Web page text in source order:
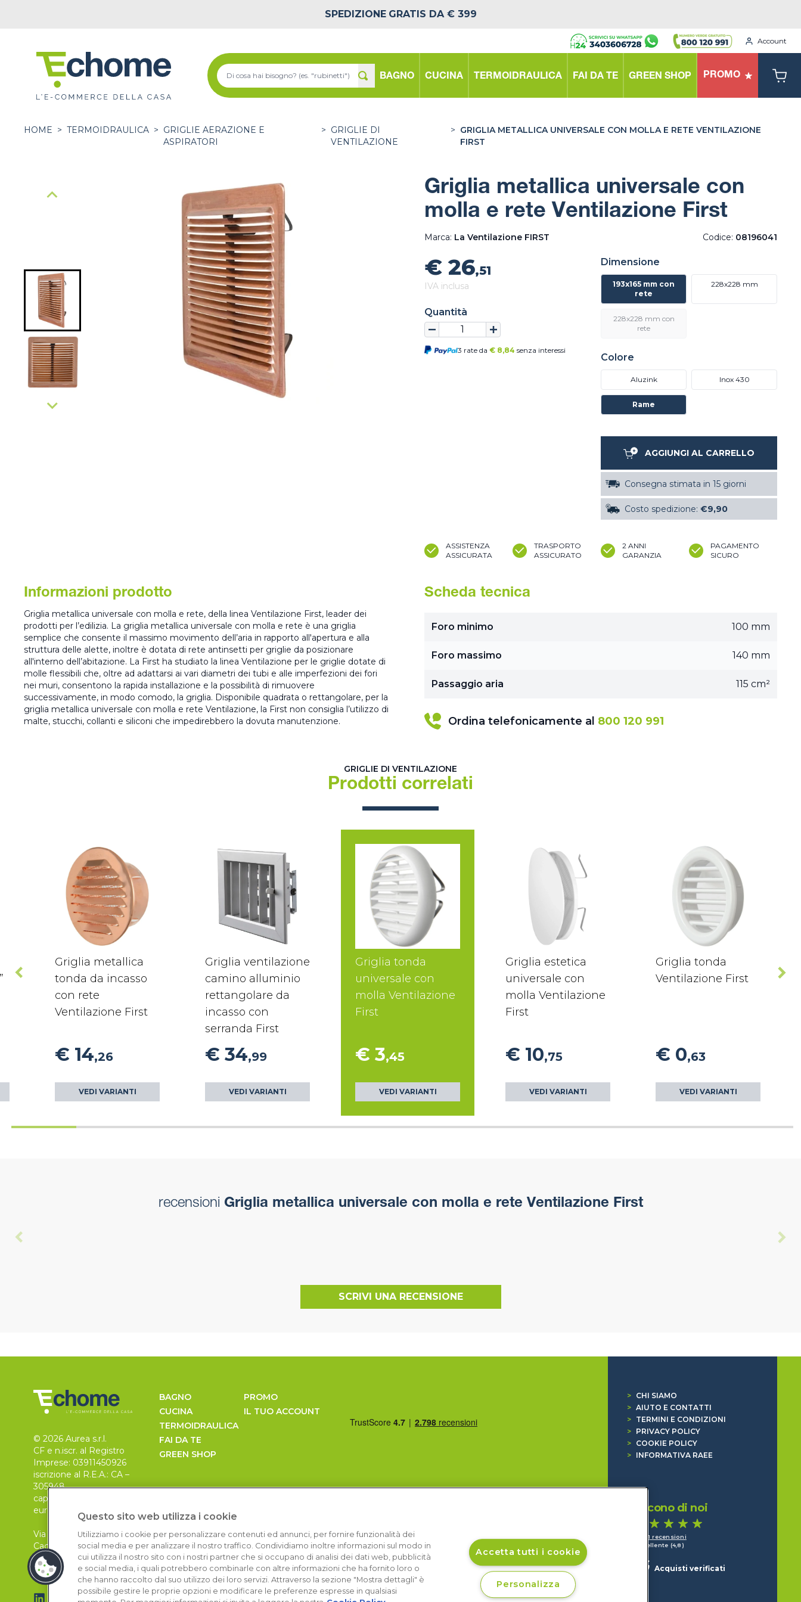
SPEDIZIONE GRATIS DA € 399
Account
BAGNO CUCINA TERMOIDRAULICA FAI DA TE GREEN SHOP PROMO
HOME > TERMOIDRAULICA > GRIGLIE AERAZIONE E
ASPIRATORI
> GRIGLIE DI
VENTILAZIONE
> GRIGLIA METALLICA UNIVERSALE CON MOLLA E RETE VENTILAZIONE
FIRST
Griglia metallica universale con
molla e rete Ventilazione First
Marca: La Ventilazione FIRST Codice: 08196041
€ 26,51
IVA inclusa
Quantità
3 rate da € 8,84 senza interessi
Dimensione
193x165 mm con
rete
228x228 mm
228x228 mm con
rete
Colore
Aluzink Inox 430
Rame
AGGIUNGI AL CARRELLO
Consegna stimata in 15 giorni
Costo spedizione: €9,90
ASSISTENZA
ASSICURATA
TRASPORTO
ASSICURATO
2 ANNI
GARANZIA
PAGAMENTO
SICURO
Informazioni prodotto
Griglia metallica universale con molla e rete, della linea Ventilazione First, leader dei
prodotti per l’edilizia. La griglia metallica universale con molla e rete è una griglia
semplice che consente il massimo movimento dell’aria in rapporto all'apertura e alla
struttura delle alette, inoltre è dotata di rete antinsetti per griglie da posizionare
all'interno dell’abitazione. La First ha studiato la linea Ventilazione per le griglie dotate di
molle flessibili che, oltre ad adattarsi ai vari diametri dei tubi e alle imperfezioni dei fori
nei muri, consentono la rapida installazione e la possibilità di rimuovere
successivamente, in modo comodo, la griglia. Disponibile quadrata o rettangolare, per la
griglia metallica universale con molla e rete Ventilazione, la First non consiglia l’utilizzo di
malte, stucchi, collanti e siliconi che impedirebbero la dovuta manutenzione.
Scheda tecnica
Foro minimo 100 mm
Foro massimo 140 mm
Passaggio aria 115 cm²
Ordina telefonicamente al 800 120 991
GRIGLIE DI VENTILAZIONE
Prodotti correlati
Griglia metallica
tonda da incasso
con rete
Ventilazione First
€ 14,26
VEDI VARIANTI
Griglia ventilazione
camino alluminio
rettangolare da
incasso con
serranda First
€ 34,99
VEDI VARIANTI
Griglia tonda
universale con
molla Ventilazione
First
€ 3,45
VEDI VARIANTI
Griglia estetica
universale con
molla Ventilazione
First
€ 10,75
VEDI VARIANTI
Griglia tonda
Ventilazione First
€ 0,63
VEDI VARIANTI
recensioni Griglia metallica universale con molla e rete Ventilazione First
SCRIVI UNA RECENSIONE
© 2026 Aurea s.r.l.
CF e n.iscr. al Registro
Imprese: 03911450926
iscrizione al R.E.A.: CA –
305948
capitale sociale 30.000
euro, i.v.
Via Pietro Leo n. 6
Cagliari
09129
BAGNO
CUCINA
TERMOIDRAULICA
FAI DA TE
GREEN SHOP
PROMO
IL TUO ACCOUNT
>
CHI SIAMO
> AIUTO E CONTATTI
>
TERMINI E CONDIZIONI
>
PRIVACY POLICY
>
COOKIE POLICY
>
INFORMATIVA RAEE
Dicono di noi
1.641 recensioni
Eccellente (4,8)
Acquisti verificati
Questo sito web utilizza i cookie
Utilizziamo i cookie per personalizzare contenuti ed annunci, per fornire funzionalità dei
social media e per analizzare il nostro traffico. Condividiamo inoltre informazioni sul modo in
cui utilizza il nostro sito con i nostri partner che si occupano di analisi dei dati web, pubblicità
e social media, i quali potrebbero combinarle con altre informazioni che ha fornito loro o
che hanno raccolto dal suo utilizzo dei loro servizi. Attraverso la sezione "Mostra dettagli" è
possibile gestire le proprie opzioni e modificare le preferenze espresse in qualsiasi
Accetta tutti i cookie
Personalizza